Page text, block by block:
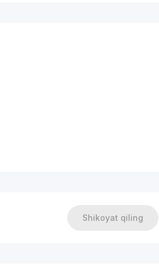
Shikoyat qiling